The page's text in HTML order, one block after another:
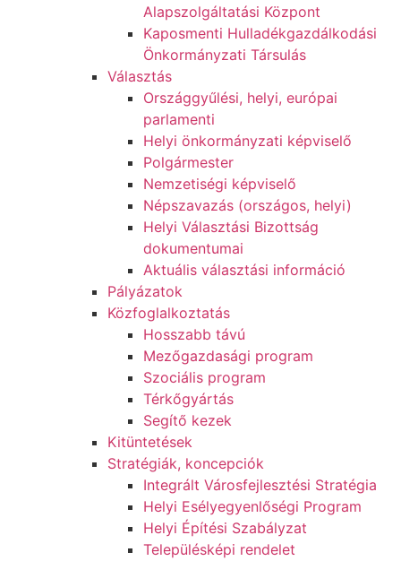
Alapszolgáltatási Központ
Kaposmenti Hulladékgazdálkodási
Önkormányzati Társulás
Választás
Országgyűlési, helyi, európai
parlamenti
Helyi önkormányzati képviselő
Polgármester
Nemzetiségi képviselő
Népszavazás (országos, helyi)
Helyi Választási Bizottság
dokumentumai
Aktuális választási információ
Pályázatok
Közfoglalkoztatás
Hosszabb távú
Mezőgazdasági program
Szociális program
Térkőgyártás
Segítő kezek
Kitüntetések
Stratégiák, koncepciók
Integrált Városfejlesztési Stratégia
Helyi Esélyegyenlőségi Program
Helyi Építési Szabályzat
Településképi rendelet